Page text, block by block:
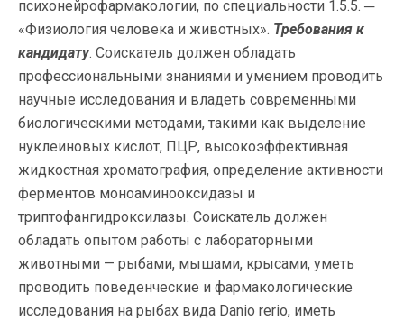
психонейрофармакологии, по специальности 1.5.5. ─
«Физиология человека и животных». Требования к
кандидату. Соискатель должен обладать
профессиональными знаниями и умением проводить
научные исследования и владеть современными
биологическими методами, такими как выделение
нуклеиновых кислот, ПЦР, высокоэффективная
жидкостная хроматография, определение активности
ферментов моноаминооксидазы и
триптофангидроксилазы. Соискатель должен
обладать опытом работы с лабораторными
животными — рыбами, мышами, крысами, уметь
проводить поведенческие и фармакологические
исследования на рыбах вида Danio rerio, иметь